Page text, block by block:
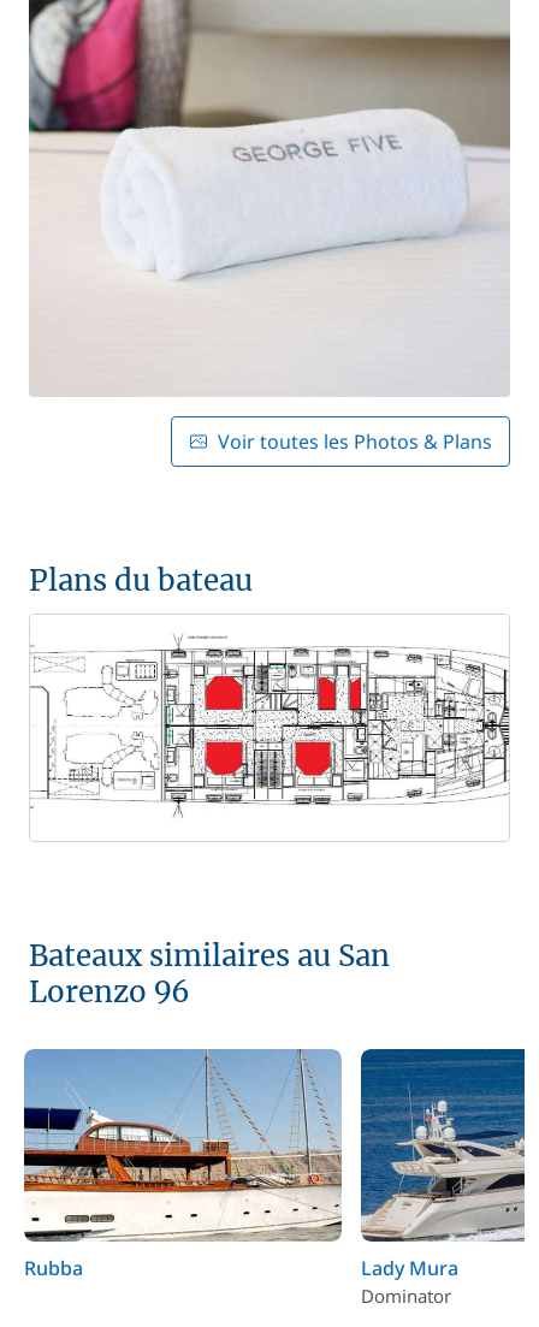
Voir toutes les Photos & Plans
Plans du bateau
Bateaux similaires au San
Lorenzo 96
Rubba Lady Mura
Dominator